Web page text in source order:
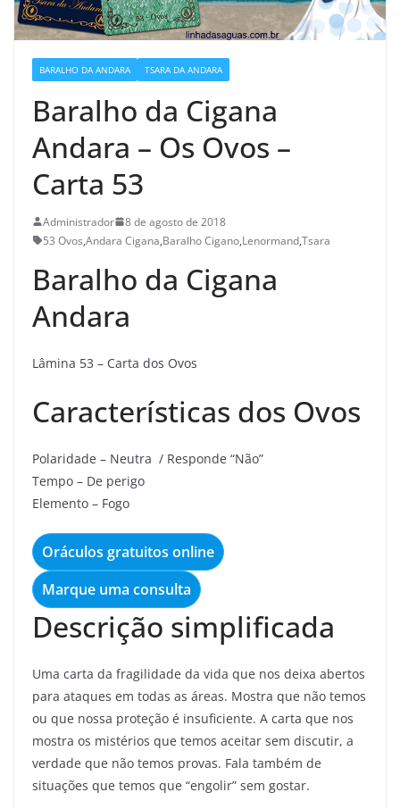
BARALHO DA ANDARA TSARA DA ANDARA
Baralho da Cigana
Andara – Os Ovos –
Carta 53
Administrador
8 de agosto de 2018
53 Ovos,Andara Cigana,Baralho Cigano,Lenormand,Tsara
Baralho da Cigana
Andara
Lâmina 53 – Carta dos Ovos
Características dos Ovos
Polaridade – Neutra / Responde “Não”
Tempo – De perigo
Elemento – Fogo
Oráculos gratuitos online
Marque uma consulta
Descrição simplificada
Uma carta da fragilidade da vida que nos deixa abertos
para ataques em todas as áreas. Mostra que não temos
ou que nossa proteção é insuficiente. A carta que nos
mostra os mistérios que temos aceitar sem discutir, a
verdade que não temos provas. Fala também de
situações que temos que “engolir” sem gostar.